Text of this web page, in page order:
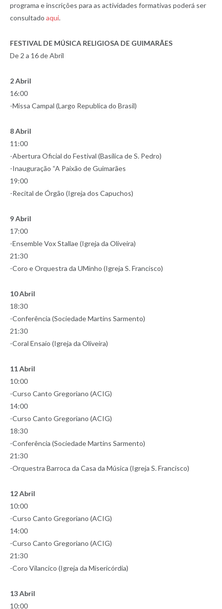
programa e inscrições para as actividades formativas poderá ser
consultado aqui.
FESTIVAL DE MÚSICA RELIGIOSA DE GUIMARÃES
De 2 a 16 de Abril
2 Abril
16:00
-Missa Campal (Largo Republica do Brasil)
8 Abril
11:00
-Abertura Oficial do Festival (Basílica de S. Pedro)
-Inauguração “A Paixão de Guimarães
19:00
-Recital de Órgão (Igreja dos Capuchos)
9 Abril
17:00
-Ensemble Vox Stallae (Igreja da Oliveira)
21:30
-Coro e Orquestra da UMinho (Igreja S. Francisco)
10 Abril
18:30
-Conferência (Sociedade Martins Sarmento)
21:30
-Coral Ensaio (Igreja da Oliveira)
11 Abril
10:00
-Curso Canto Gregoriano (ACIG)
14:00
-Curso Canto Gregoriano (ACIG)
18:30
-Conferência (Sociedade Martins Sarmento)
21:30
-Orquestra Barroca da Casa da Música (Igreja S. Francisco)
12 Abril
10:00
-Curso Canto Gregoriano (ACIG)
14:00
-Curso Canto Gregoriano (ACIG)
21:30
-Coro Vilancico (Igreja da Misericórdia)
13 Abril
10:00